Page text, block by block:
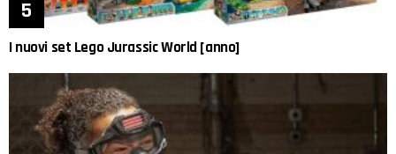
I nuovi set Lego Jurassic World [anno]